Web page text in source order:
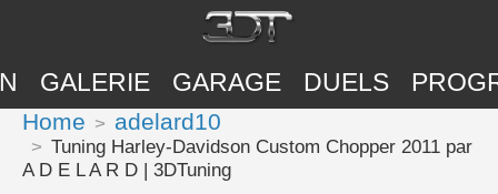
GALERIE GARAGE DUELS
Home adelard10
Tuning Harley-Davidson Custom Chopper 2011 par
A D E L A R D | 3DTuning